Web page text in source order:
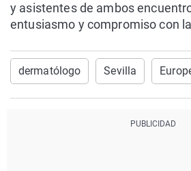
y asistentes de ambos
entusiasmo y compromiso con
dermatólogo Sevilla